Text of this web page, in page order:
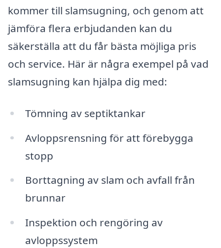
kommer till slamsugning, och genom att
jämföra flera erbjudanden kan du
säkerställa att du får bästa möjliga pris
och service. Här är några exempel på vad
slamsugning kan hjälpa dig med:
Tömning av septiktankar
Avloppsrensning för att förebygga
stopp
Borttagning av slam och avfall från
brunnar
Inspektion och rengöring av
avloppssystem